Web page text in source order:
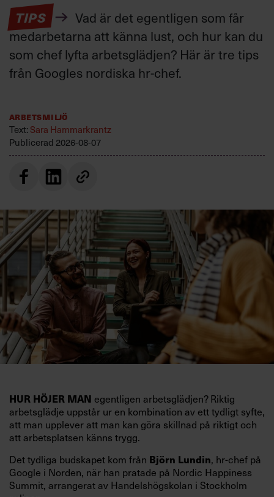
TIPS
Vad är det egentligen som får
medarbetarna att känna lust, och hur kan du
som chef lyfta arbetsglädjen? Här är tre tips
från Googles nordiska hr-chef.
Arbetsmiljö
Text:Sara Hammarkrantz
Publicerad 2026-08-07
HUR HÖJER MAN egentligen arbetsglädjen? Riktig
arbetsglädje uppstår ur en kombination av ett tydligt syfte,
att man upplever att man kan göra skillnad på riktigt och
att arbetsplatsen känns trygg.
Det tydliga budskapet kom från Björn Lundin, hr-chef på
Google i Norden, när han pratade på Nordic Happiness
Summit, arrangerat av Handelshögskolan i Stockholm